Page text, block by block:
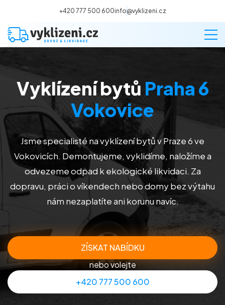
+420 777 500 600info@vyklizeni.cz
Vyklízení
Stěhování
Malování
Deratizace a dezinsekce
Příprava nemovitostí na prodej
Reference
Vyklízení bytů Praha 6
Vokovice
Jsme specialisté na vyklízení bytů v Praze 6 ve
Vokovicích. Demontujeme, vyklidíme, naložíme a
odvezeme odpad k ekologické likvidaci. Za
dopravu, práci o víkendech nebo domy bez výtahu
nám nezaplatíte ani korunu navíc.
ZÍSKAT NABÍDKU
nebo volejte
+420 777 500 600